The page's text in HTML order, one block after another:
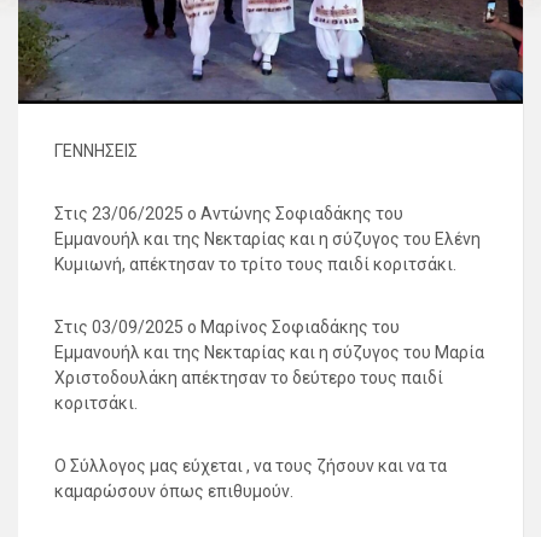
ΓΕΝΝΗΣΕΙΣ
Στις 23/06/2025 ο Αντώνης Σοφιαδάκης του
Εμμανουήλ και της Νεκταρίας και η σύζυγος του Ελένη
Κυμιωνή, απέκτησαν το τρίτο τους παιδί κοριτσάκι.
Στις 03/09/2025 ο Μαρίνος Σοφιαδάκης του
Εμμανουήλ και της Νεκταρίας και η σύζυγος του Μαρία
Χριστοδουλάκη απέκτησαν το δεύτερο τους παιδί
κοριτσάκι.
Ο Σύλλογος μας εύχεται , να τους ζήσουν και να τα
καμαρώσουν όπως επιθυμούν.